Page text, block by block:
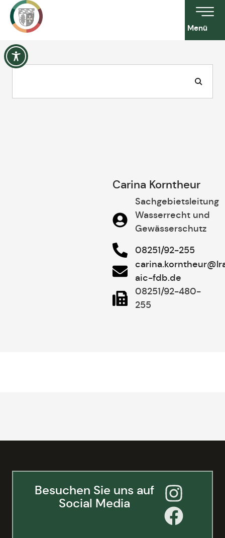
Menü
Carina Korntheur
Sachgebietsleitung
Wasserrecht und
Gewässerschutz
08251/92-255
aic-fdb.de
08251/92-480-
255
Besuchen Sie uns auf
Social Media